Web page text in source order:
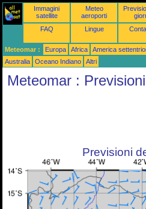
Immagini
satellite
Meteo
aeroporti
FAQ Lingue
Meteomar : Europa Africa America
Australia
Oceano Indiano Altri
Meteomar :
Previsioni